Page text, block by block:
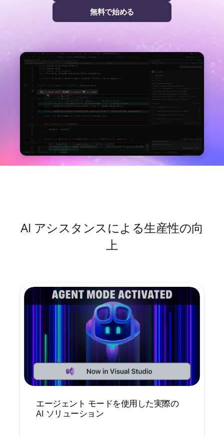
無料で始める
AI アシスタンスによる生産性の向
上
エージェント モードを使用した実際の
AI ソリューション